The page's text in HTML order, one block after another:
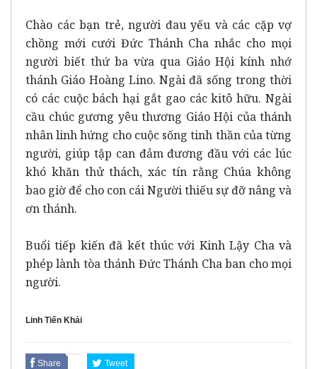
Chào các bạn trẻ, người đau yếu và các cặp vợ
chồng mới cưới Đức Thánh Cha nhắc cho mọi
người biết thứ ba vừa qua Giáo Hội kính nhớ
thánh Giáo Hoàng Lino. Ngài đã sống trong thời
có các cuộc bách hại gắt gao các kitô hữu. Ngài
cầu chúc gương yêu thương Giáo Hội của thánh
nhân linh hứng cho cuộc sống tinh thần của từng
người, giúp tập can đảm đương đầu với các lúc
khó khăn thử thách, xác tín rằng Chúa không
bao giờ để cho con cái Người thiếu sự đỡ nâng và
ơn thánh.
Buổi tiếp kiến đã kết thúc với Kinh Lậy Cha và
phép lành tòa thánh Đức Thánh Cha ban cho mọi
người.
Linh Tiến Khải
Share Tweet